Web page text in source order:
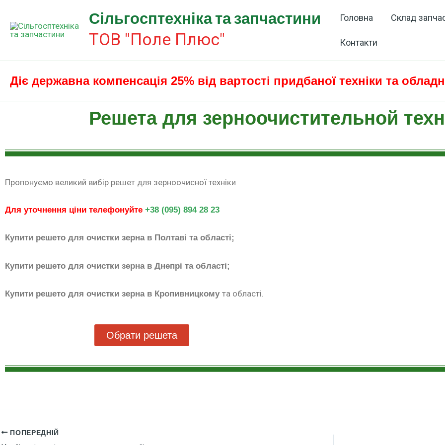
вмісту
Сільгосптехніка та запчастини
ТОВ "Поле Плюс"
Головна Склад
Контакти
Діє державна компенсація 25% від вартості придбаної техніки та
Решета для зерноочистительной
Пропонуємо великий вибір решет для зерноочисної техніки
Для уточнення ціни телефонуйте +38 (095) 894 28 23
Купити решето для очистки зерна в Полтаві та області;
Купити решето для очистки зерна в Днепрі та області;
Купити решето для очистки зерна в Кропивницкому та області.
Обрати решета
ПОПЕРЕДНІЙ